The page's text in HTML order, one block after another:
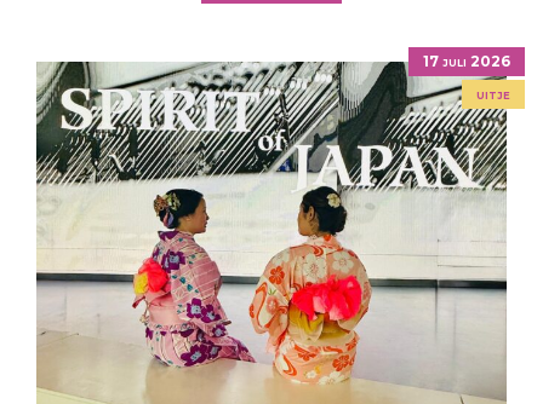
17 juli 2026
uitje